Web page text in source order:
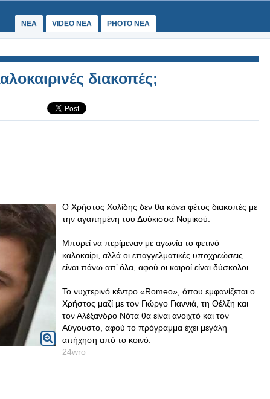
ΝΕΑ VIDEO NEA PHOTO NEA
διακοπές;
Ο Χρήστος Χολίδης δεν θα κάνει φέτος διακοπές με
την αγαπημένη του Δούκισσα Νομικού.
Μπορεί να περίμεναν με αγωνία το φετινό
καλοκαίρι, αλλά οι επαγγελματικές υποχρεώσεις
είναι πάνω απ’ όλα, αφού οι καιροί είναι δύσκολοι.
Το νυχτερινό κέντρο «Romeo», όπου εμφανίζεται ο
Χρήστος μαζί με τον Γιώργο Γιαννιά, τη Θέλξη και
τον Αλέξανδρο Νότα θα είναι ανοιχτό και τον
Αύγουστο, αφού το πρόγραμμα έχει μεγάλη
απήχηση από το κοινό.
24wro